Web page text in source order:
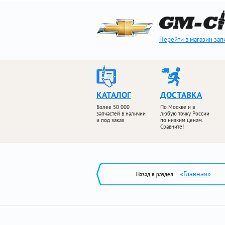
Перейти в магазин
КАТАЛОГ
Более 50 000
запчастей в наличии
и под заказ
ДОСТАВКА
По Москве и в
любую точку России
по низким ценам.
Сравните!
Назад в раздел «Главная»